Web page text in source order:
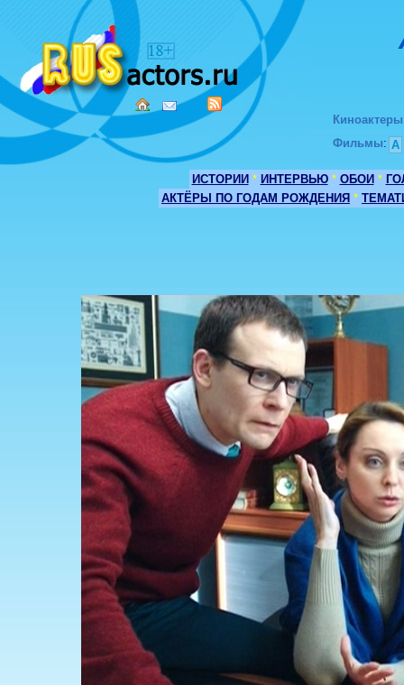
Киноактеры
Фильмы: А
ИСТОРИИ * ИНТЕРВЬЮ * ОБОИ *
АКТЁРЫ ПО ГОДАМ РОЖДЕНИЯ *